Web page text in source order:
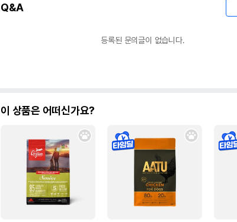
Q&A
등록된 문의글이 없습니다.
이 상품은 어떠신가요?